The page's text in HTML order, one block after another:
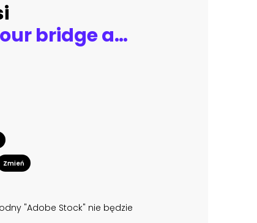
sydney harbour bridge at night
Zmień
"Adobe Stock" nie będzie